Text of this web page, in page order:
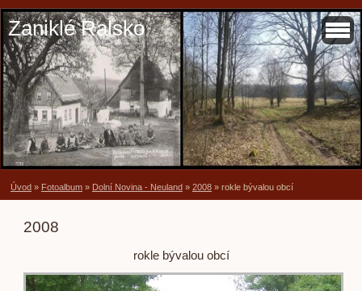
Zaniklé Ralsko
Úvod » Fotoalbum » Dolní Novina - Neuland » 2008 » rokle bývalou obcí
2008
rokle bývalou obcí